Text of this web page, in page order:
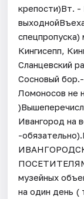
крепости)Вт.
спецпропуска)
Кингисепп,
Сланцевский
Сосновый
Ломоносов не
Ивангород на
-
музейных
на один день (